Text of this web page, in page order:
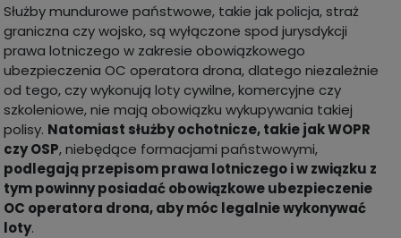
Służby mundurowe państwowe, takie jak policja, straż
graniczna czy wojsko, są wyłączone spod jurysdykcji
prawa lotniczego w zakresie obowiązkowego
ubezpieczenia OC operatora drona, dlatego niezależnie
od tego, czy wykonują loty cywilne, komercyjne czy
szkoleniowe, nie mają obowiązku wykupywania takiej
polisy. Natomiast służby ochotnicze, takie jak WOPR
czy OSP, niebędące formacjami państwowymi,
podlegają przepisom prawa lotniczego i w związku z
tym powinny posiadać obowiązkowe ubezpieczenie
OC operatora drona, aby móc legalnie wykonywać
loty.